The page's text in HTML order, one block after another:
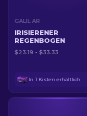
GALIL AR
IRISIERENER
REGENBOGEN
$23.19 - $33.33
In 1 Kisten erhältlich